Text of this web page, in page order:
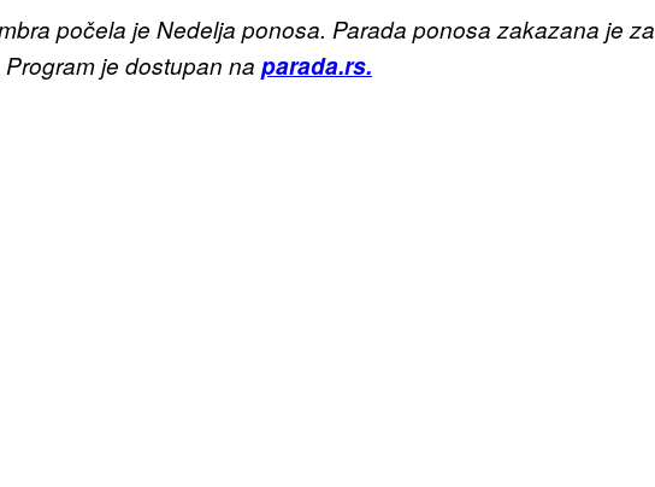
počela je Nedelja ponosa. Parada ponosa zakazana je za
je dostupan na parada.rs.